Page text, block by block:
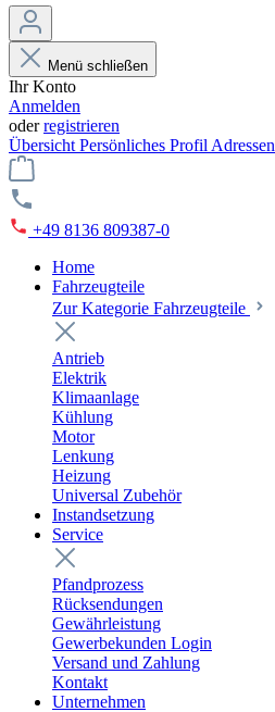
Menü schließen
Ihr Konto
Anmelden
oderregistrieren
Übersicht Persönliches Profil Adressen
+49 8136 809387-0
Home
Fahrzeugteile
Zur Kategorie Fahrzeugteile
Antrieb
Elektrik
Klimaanlage
Kühlung
Motor
Lenkung
Heizung
Universal Zubehör
Instandsetzung
Service
Pfandprozess
Rücksendungen
Gewährleistung
Gewerbekunden Login
Versand und Zahlung
Kontakt
Unternehmen